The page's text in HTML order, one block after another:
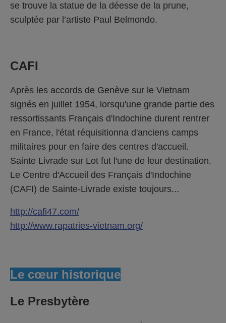
se trouve la statue de la déesse de la prune,
sculptée par l’artiste Paul Belmondo.
CAFI
Après les accords de Genève sur le Vietnam
signés en juillet 1954, lorsqu'une grande partie des
ressortissants Français d'Indochine durent rentrer
en France, l'état réquisitionna d'anciens camps
militaires pour en faire des centres d'accueil.
Sainte Livrade sur Lot fut l'une de leur destination.
Le Centre d'Accueil des Français d'Indochine
(CAFI) de Sainte-Livrade existe toujours...
http://cafi47.com/
http://www.rapatries-vietnam.org/
Le cœur historique
Le Presbytère